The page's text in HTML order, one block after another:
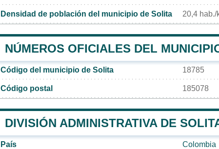
Densidad de población del municipio de Solita 20,4 hab./
NÚMEROS OFICIALES DEL
Código del municipio de Solita 18785
Código postal 185078
DIVISIÓN ADMINISTRATIVA DE
País Colombia